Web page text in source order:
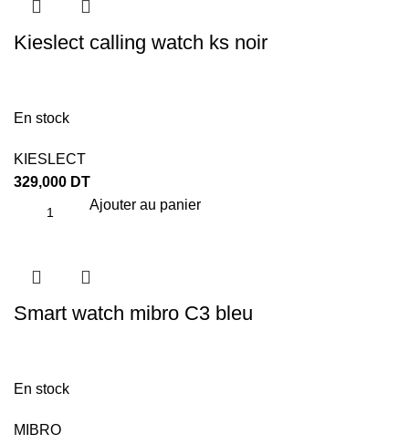
Kieslect calling watch ks noir
En stock
KIESLECT
329,000 DT
Ajouter au panier
Smart watch mibro C3 bleu
En stock
MIBRO